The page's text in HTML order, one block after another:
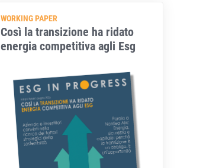
WORKING PAPER
Così la transizione ha ridato
energia competitiva agli Esg